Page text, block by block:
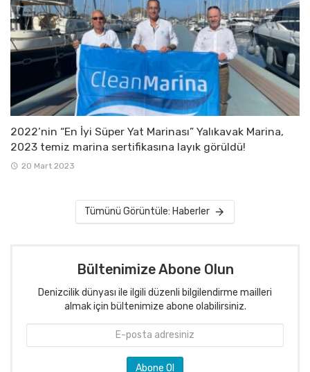
2022’nin “En İyi Süper Yat Marinası” Yalıkavak Marina,
2023 temiz marina sertifikasına layık görüldü!
20 Mart 2023
Tümünü Görüntüle: Haberler
Bültenimize Abone Olun
Denizcilik dünyası ile ilgili düzenli bilgilendirme mailleri
almak için bültenimize abone olabilirsiniz.